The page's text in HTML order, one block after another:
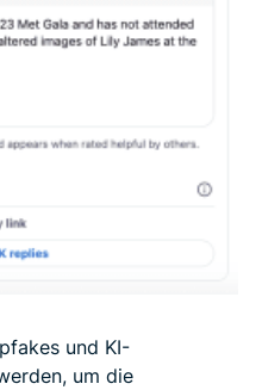
und KI-
um die